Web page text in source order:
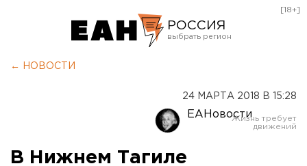
РОССИЯ
Оренбург
[18+]
← НОВОСТИ
24 МАРТА 2018 В 15:28
ЕАНовости
В Нижнем Тагиле